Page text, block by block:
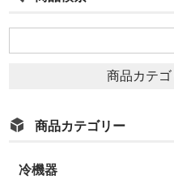
商品カテ
商品カテゴリー
冷機器